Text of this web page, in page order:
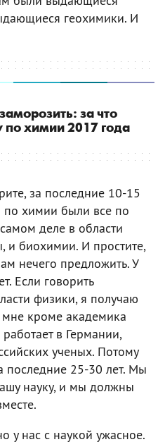
геохимики. И
за что
химии 2017 года
за последние 10-15
по химии были все по
деле в области
и биохимии. И простите,
нечего предложить. У
Если говорить
физики, я получаю
мне кроме академика
в Германии,
ученых. Потому
последние 25-30 лет. Мы
науку, и мы должны
у нас с наукой ужасное.